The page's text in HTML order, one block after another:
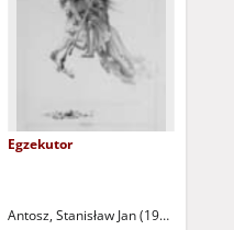
Egzekutor
Antosz, Stanisław Jan (1949-2004)